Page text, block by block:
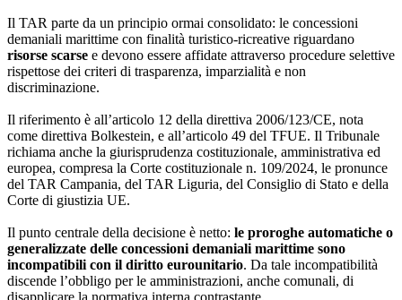
Il TAR parte da un principio ormai consolidato: le concessioni
demaniali marittime con finalità turistico-ricreative riguardano
risorse scarse e devono essere affidate attraverso procedure selettive
rispettose dei criteri di trasparenza, imparzialità e non
discriminazione.
Il riferimento è all’articolo 12 della direttiva 2006/123/CE, nota
come direttiva Bolkestein, e all’articolo 49 del TFUE. Il Tribunale
richiama anche la giurisprudenza costituzionale, amministrativa ed
europea, compresa la Corte costituzionale n. 109/2024, le pronunce
del TAR Campania, del TAR Liguria, del Consiglio di Stato e della
Corte di giustizia UE.
Il punto centrale della decisione è netto: le proroghe automatiche o
generalizzate delle concessioni demaniali marittime sono
incompatibili con il diritto eurounitario. Da tale incompatibilità
discende l’obbligo per le amministrazioni, anche comunali, di